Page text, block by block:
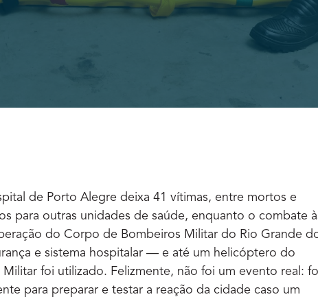
de Porto Alegre deixa 41 vítimas, entre mortos e
para outras unidades de saúde, enquanto o combate
do Corpo de Bombeiros Militar do Rio Grande
e sistema hospitalar — e até um helicóptero do
Militar foi utilizado. Felizmente, não foi um evento real:
para preparar e testar a reação da cidade caso um